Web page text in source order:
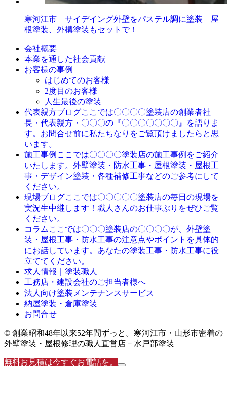
寒河江市 サイデイング外壁をパステル調に塗装 屋
根塗装、外構塗装もセットで！
会社概要
本業を通した社会貢献
お客様の事例
はじめてのお客様
2度目のお客様
人生最後の塗装
代表親方ブログここでは〇〇〇〇塗装店の創業者社
長・代表親方・〇〇〇の『〇〇〇〇〇〇〇』を語りま
す。お問合せ前に私たちなりをご覧頂けましたらと思
います。
施工事例 ここでは〇〇〇〇塗装店の施工事例をご紹介
いたします。外壁塗装・防水工事・屋根塗装・屋根工
事・デザイン塗装・各種補修工事などのご参考にして
ください。
現場ブログここでは〇〇〇〇〇塗装店の毎日の現場を
実況生中継します！職人さんのお仕事ぶりをぜひご覧
ください。
コラム ここでは〇〇〇塗装店の〇〇〇〇が、外壁塗
装・屋根工事・防水工事の注意点やポイントを具体的
にお話しています。あなたの塗装工事・防水工事に役
立ててください。
求人情報｜塗装職人
工務店・建設会社のご担当者様へ
法人向け塗装メンテナンスサービス
納屋塗装・倉庫塗装
お問合せ
© 創業昭和48年以来52年間ずっと。寒河江市・山形市密着の
外壁塗装・屋根修理の職人直営店－水戸部塗装
無料お見積は今すぐお電話を。